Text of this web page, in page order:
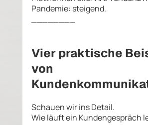
Pandemie: steigend.
Vier praktische
von
Schauen wir ins Detail.
Wie läuft ein Kundengespräch